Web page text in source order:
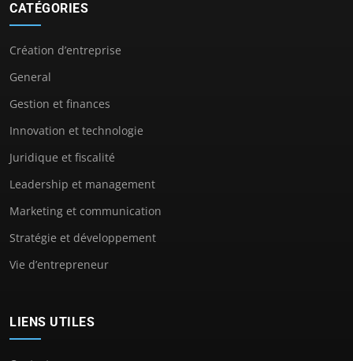
CATÉGORIES
Création d’entreprise
General
Gestion et finances
Innovation et technologie
Juridique et fiscalité
Leadership et management
Marketing et communication
Stratégie et développement
Vie d’entrepreneur
LIENS UTILES